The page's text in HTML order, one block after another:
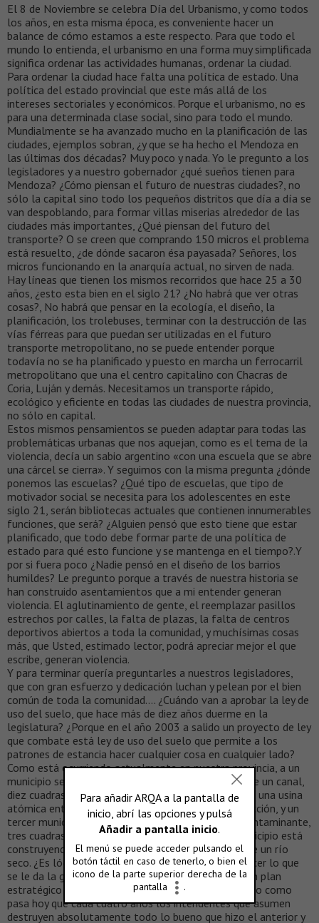
El 8 de Noviembre se celebra Día del Urbanismo, y como todos
los años, en esta misma época, es conveniente hacer un
balance de cómo estamos a este respecto. Para que todo el
mundo lo entienda, el urbanismo en una forma muy simplificada
significa ordenar las actividades humanas, ordenar la ciudad.
Para ordenar la ciudad hace falta una política de estado. Una
política del estado provincial que este más allá de los
intereses sectoriales y económicos. Porque el urbanismo, no es
para una determinada clase social, sino para todo el mundo.
Mundialmente se ha avanzado mucho en la planificación de las
ciudades, ejemplos sobran, ¿y que se ha hecho el Mendoza en
las últimas dos décadas? Muy poco y nada. Yo le pregunto a los
legisladores y a nuestro gobernador ¿qué sueños tienen para
Mendoza? ¿Cómo piensan el futuro de nuestras ciudades?, no
sólo la capital sino todo los pequeños distritos que día a día se
van despoblando, para formar villas miserias alrededor de las
ciudades más importantes, ¿Qué piensan del futuro del
transporte? O se creen que comprando 150 micros el problema
está resuelto, ¿de dónde sacaron ésa payasada? Señores, los
micros funcionando en la anarquía actual, no sirven de nada.
Hay líneas que tienen los mismos recorridos que hace 25 a 30
años, ¿esto esta bien en el siglo 21? ¿No habrá que ver otras
cosas?, No habrá que pensar en la ecología, el diseño, la
planificación, los trolebuses, terminar con la destrucción de las
vías férreas para que puedan ser utilizadas en el futuro
transporte metropolitano, no se puede entender porque
todavía no se ha planificado y puesto en marcha un ferrocarril
metropolitano que una el centro capitalino con Chacras de
Coria, Luján y demás. Necesitamos un transporte rápido,
ecológico y eficiente en todas las ciudades de nuestra provincia,
no sólo en capital.
Estos mismos pensamientos se pueden adaptar para todas las
problemáticas urbanas que nos aquejan, como es el tema de la
violencia, decía un sabio argentino «con una escuela que se abre
una cárcel se cierra». Y seguimos con la misma pregunta ¿dónde
ponemos las escuelas? ¿Qué tipo de escuelas, que tipo de
motivador social se necesita para los adolescentes en este
siglo 21, serán bibliotecas actuales que contienen innumerables
funciones, que será? ¿Alguien pensó que esto tiene que estar
planificado, que todo debe formar parte de una política de
estado para qué esto funcione y se mantenga en el tiempo?.Y
por si fuera poco ¿Nadie pensó en el diseño de los barrios
humildes? Le pregunto porque a través de nuestra historia se
han construido asentamientos que a mi entender generan
violencia. El aglutinamiento de gente, el reemplazar pasillos
estrechos por calles, la falta de plazas, la falta de centros
deportivos abiertos a toda la comunidad, y muchísimas cosas
más, que Usted, estimado lector, podrá apreciar mejor el que
escribe, generan violencia.
Y para terminar quería preguntarles a nuestros legisladores,
que con gran esfuerzo y dedicación luchan y pelean por el bien
común de toda la comunidad…. ¿Cuándo van a aprobar la ley de
uso del suelo, que hace más de diez años duerme en la
legislatura? ¿Porque en el año 2003 a salido un proyecto de ley
que combate está ley de uso del suelo que permite a los
patrones de estancia hacer cualquier cosa en cualquier lado?
Como está ocurriendo actualmente en nuestra provincia, a un
municipio se le ocurre hacer un Manhattan al lado de un canal,
diez cuadras más, y otro municipio se le ocurre hacer una usina
atómica enterrada, cuatro cuadras más en otra dirección, y un
tercer municipio quiere hacer un parque industrial contaminante,
tres cuadras más, y enfrente de este, un cuarto municipio está
construyendo edificios habitacionales en el medio de un río
seco. ¿Es lógico esto que cada intendente pueda hacer lo que
se le da la gana? La ciudad es una sola, y necesita un plan
estratégico de desarrollo de aquí a 50 y 100 años, no como
pasa hoy que cada cuatro años los intendentes que asumen
destruyen absolutamente todo lo bueno que hizo el anterior y